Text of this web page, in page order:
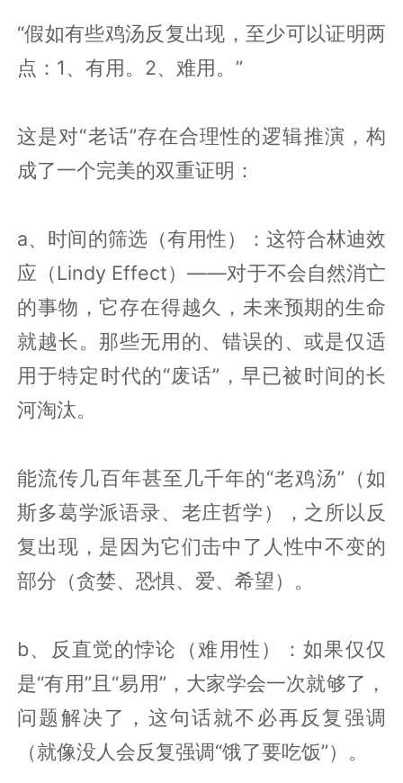
“假如有些鸡汤反复出现，至少可以证明两
点：1、有用。2、难用。”
这是对“老话”存在合理性的逻辑推演，构
成了一个完美的双重证明：
a、时间的筛选（有用性）：这符合林迪效
应（Lindy Effect）——对于不会自然消亡
的事物，它存在得越久，未来预期的生命
就越长。那些无用的、错误的、或是仅适
用于特定时代的“废话”，早已被时间的长
河淘汰。
能流传几百年甚至几千年的“老鸡汤”（如
斯多葛学派语录、老庄哲学），之所以反
复出现，是因为它们击中了人性中不变的
部分（贪婪、恐惧、爱、希望）。
b、反直觉的悖论（难用性）：如果仅仅
是“有用”且“易用”，大家学会一次就够了，
问题解决了，这句话就不必再反复强调
（就像没人会反复强调“饿了要吃饭”）。